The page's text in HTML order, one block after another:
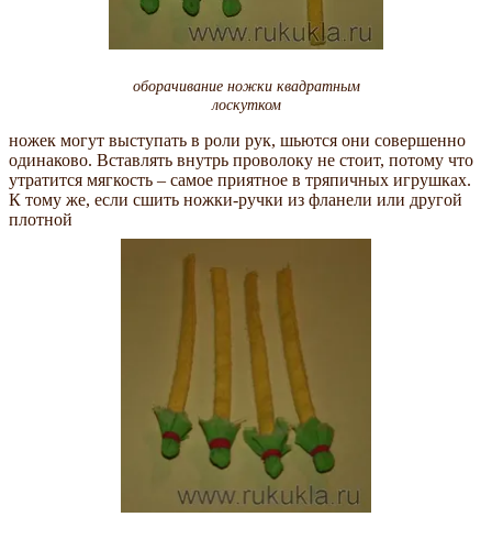
оборачивание ножки квадратным
лоскутком
ножек могут выступать в роли рук, шьются они совершенно
одинаково. Вставлять внутрь проволоку не стоит, потому что
утратится мягкость – самое приятное в тряпичных игрушках.
К тому же, если сшить ножки-ручки из фланели или другой
плотной